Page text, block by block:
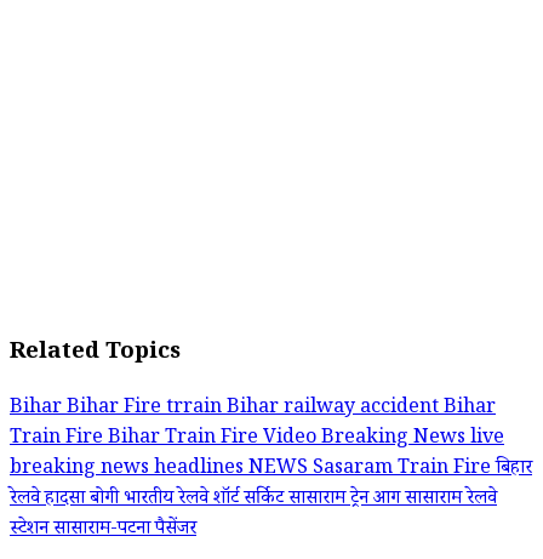
Related Topics
BiharBihar Fire trrainBihar railway accidentBihar
Train FireBihar Train Fire VideoBreaking Newslive
breaking news headlinesNEWSSasaram Train Fireबिहार
रेलवे हादसाबोगीभारतीय रेलवेशॉर्ट सर्किटसासाराम ट्रेन आगसासाराम रेलवे
स्टेशनसासाराम-पटना पैसेंजर